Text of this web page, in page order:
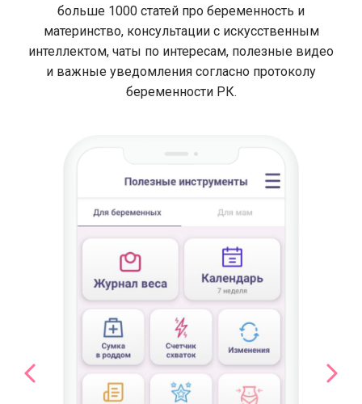
больше 1000 статей про беременность и
материнство, консультации с искусственным
интеллектом, чаты по интересам, полезные видео
и важные уведомления согласно протоколу
беременности РК.